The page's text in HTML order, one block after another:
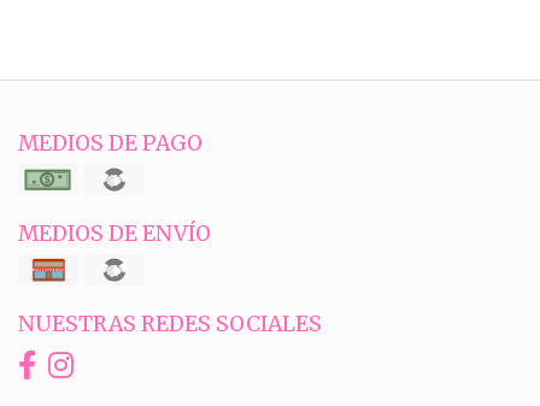
MEDIOS DE PAGO
MEDIOS DE ENVÍO
NUESTRAS REDES SOCIALES